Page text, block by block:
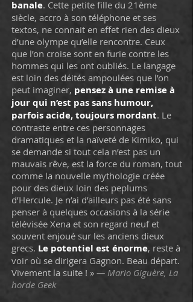
banale. Cette petite fille du 21ème
siècle, accro à son téléphone et ses
textos, ne connait en effet rien des dieux
d’une olympe qu’elle rencontre. Ceux
que l’on croise sont en furie contre les
hommes qui les ont oubliés. Le langage
est loin des déités ampoulées que l’on
peut imaginer, pensez à une remise à
jour qui n’est pas sans humour,
parfois acide, toujours mordant. Le
contraste entre ces personnages
dramatiques et la naïveté de Kimiko, qui
se demande si tout cela n’est pas un
mauvais rêve, est la force du roman, tout
comme la nouvelle mythologie créée
pour des dieux loin des peplums
d’Hercule. Je n’ai d’ailleurs pas été sans
penser à quelques occasions à la série
télévisée Xena et son regard neuf et
souvent enjoué sur les anciens dieux
grecs. Le potentiel est énorme, reste à
voir où se dirigera Gagnon. Beau départ.
Vivement la suite ! » — Mario Giguère, La
horde Geek